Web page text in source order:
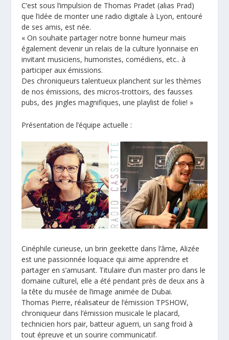
C’est sous l’impulsion de Thomas Pradet (alias Prad)
que l’idée de monter une radio digitale à Lyon, entouré
de ses amis, est née.
« On souhaite partager notre bonne humeur mais
également devenir un relais de la culture lyonnaise en
invitant musiciens, humoristes, comédiens, etc.. à
participer aux émissions.
Des chroniqueurs talentueux planchent sur les thèmes
de nos émissions, des micros-trottoirs, des fausses
pubs, des jingles magnifiques, une playlist de folie! »
Présentation de l’équipe actuelle :
Cinéphile curieuse, un brin geekette dans l’âme, Alizée
est une passionnée loquace qui aime apprendre et
partager en s’amusant. Titulaire d’un master pro dans le
domaine culturel, elle a été pendant près de deux ans à
la tête du musée de l’image animée de Dubai.
Thomas Pierre, réalisateur de l’émission TPSHOW,
chroniqueur dans l’émission musicale le placard,
technicien hors pair, batteur aguerri, un sang froid à
tout épreuve et un sourire communicatif.